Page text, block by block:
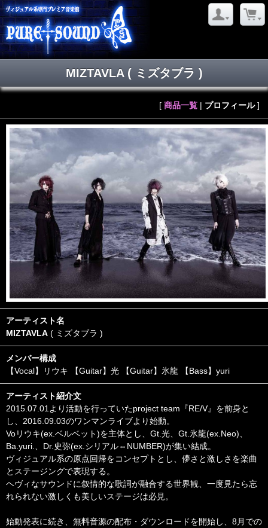
MIZTAVLA( ミズタブラ )
[ 商品一覧 | プロフィール]
アーティスト名
MIZTAVLA ( ミズタブラ )
メンバー構成
【Vocal】リウキ 【Guitar】光 【Guitar】氷龍 【Bass】yuri
アーティスト紹介文
2015.07.01より活動を行っていたproject team『RE/V』を前身と
し、2016.09.03のワンマンライブより始動。
Voリウキ(ex.ベルベット)を主体とし、Gt.光、Gt.氷龍(ex.Neo)、
Ba.yuri.、Dr.史弥(ex.シリアル⇔NUMBER)が集い結成。
ヴィジュアル系の原点回帰をコンセプトとし、儚さと激しさを楽曲
とステージングで表現する。
ヘヴィなサウンドに叙情的な歌詞が融合する世界観、一度見たら忘
れられない激しくも美しいステージは必見。
始動発表に続き、無料音源の配布・ダウンロードを開始し、8月での